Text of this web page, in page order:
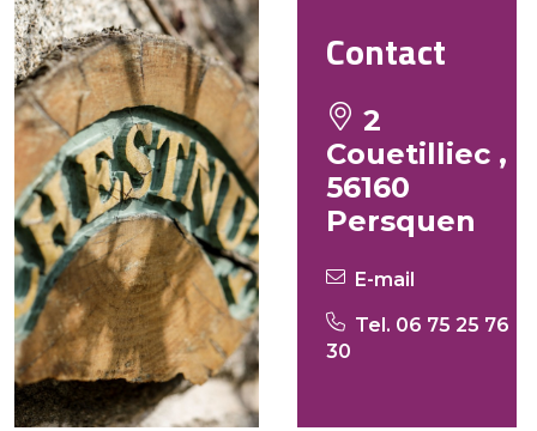
Contact
2
Couetilliec ,
56160
Persquen
E-mail
Tel. 06 75 25 76
30